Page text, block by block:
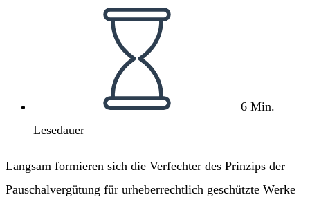
6 Min.
Lesedauer
Langsam formieren sich die Verfechter des Prinzips der
Pauschalvergütung für urheberrechtlich geschützte Werke